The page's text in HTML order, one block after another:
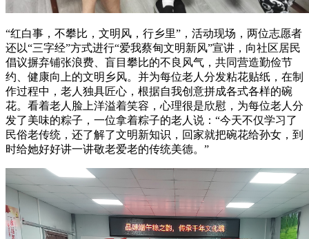
“红白事，不攀比，文明风，行乡里”，活动现场，两位志愿者
还以“三字经”方式进行“爱我蔡甸文明新风”宣讲，向社区居民
倡议摒弃铺张浪费、盲目攀比的不良风气，共同营造勤俭节
约、健康向上的文明乡风。并为每位老人分发粘花贴纸，在制
作过程中，老人独具匠心，根据自我创意拼成各式各样的碗
花。看着老人脸上洋溢着笑容，心理很是欣慰，为每位老人分
发了美味的粽子，一位拿着粽子的老人说：“今天不仅学习了
民俗老传统，还了解了文明新知识，回家就把碗花给孙女，到
时给她好好讲一讲敬老爱老的传统美德。”